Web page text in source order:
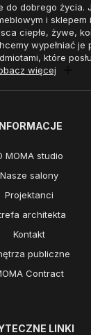
do dobrego życia.
i sklepem
ciepłe, żywe,
wypełniać je
które
więcej
MOMA studio
Nasze salony
Projektanci
architekta
Kontakt
publiczne
Contract
LINKI